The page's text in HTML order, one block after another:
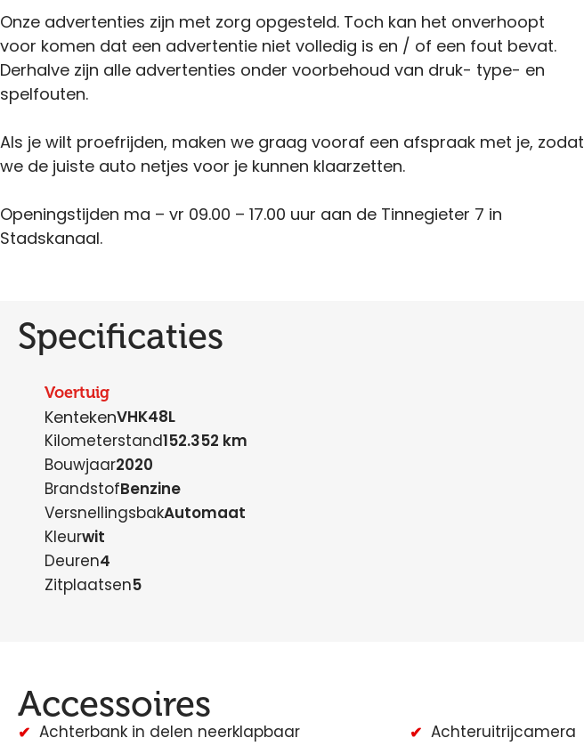
Onze advertenties zijn met zorg opgesteld. Toch kan het onverhoopt
voor komen dat een advertentie niet volledig is en / of een fout bevat.
Derhalve zijn alle advertenties onder voorbehoud van druk- type- en
spelfouten.
Als je wilt proefrijden, maken we graag vooraf een afspraak met je, zodat
we de juiste auto netjes voor je kunnen klaarzetten.
Openingstijden ma – vr 09.00 – 17.00 uur aan de Tinnegieter 7 in
Stadskanaal.
Specificaties
Voertuig
KentekenVHK48L
Kilometerstand152.352 km
Bouwjaar2020
BrandstofBenzine
VersnellingsbakAutomaat
Kleurwit
Deuren4
Zitplaatsen5
Accessoires
Achterbank in delen neerklapbaar Achteruitrijcamera